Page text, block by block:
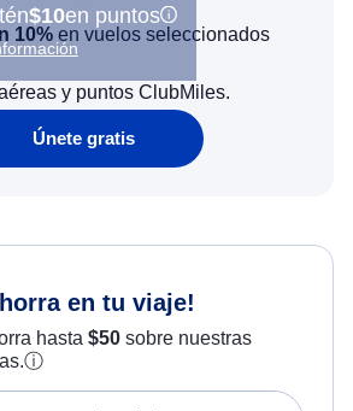
$10en puntos
10% en vuelos seleccionados
y puntos ClubMiles.
Únete gratis
en tu viaje!
hasta $50sobre nuestras
ⓘ